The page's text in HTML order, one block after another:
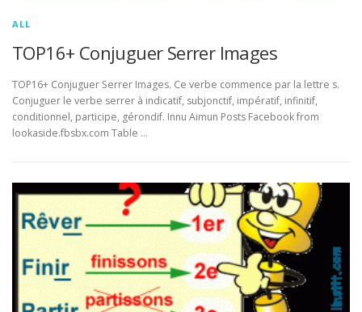
ALL
TOP16+ Conjuguer Serrer Images
TOP16+ Conjuguer Serrer Images. Ce verbe commence par la lettre s.
Conjuguer le verbe serrer à indicatif, subjonctif, impératif, infinitif,
conditionnel, participe, gérondif. Innu Aimun Posts Facebook from
lookaside.fbsbx.com Table …